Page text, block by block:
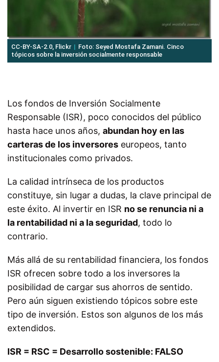
CC-BY-SA-2.0, Flickr
Foto: Seyed Mostafa Zamani. Cinco
tópicos sobre la inversión socialmente responsable
Los fondos de Inversión Socialmente
Responsable (ISR), poco conocidos del público
hasta hace unos años, abundan hoy en las
carteras de los inversores europeos, tanto
institucionales como privados.
La calidad intrínseca de los productos
constituye, sin lugar a dudas, la clave principal de
este éxito. Al invertir en ISR no se renuncia ni a
la rentabilidad ni a la seguridad, todo lo
contrario.
Más allá de su rentabilidad financiera, los fondos
ISR ofrecen sobre todo a los inversores la
posibilidad de cargar sus ahorros de sentido.
Pero aún siguen existiendo tópicos sobre este
tipo de inversión. Estos son algunos de los más
extendidos.
ISR = RSC = Desarrollo sostenible: FALSO